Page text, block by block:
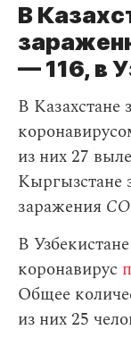
В
— 116, в
В Казахстане
из них 27
Кыргызстане
заражения
В
коронавирус
Общее
из них 25